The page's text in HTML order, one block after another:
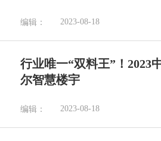
编辑： 2023-08-18
行业唯一“双料王”！2023
尔智慧楼宇
编辑： 2023-08-18